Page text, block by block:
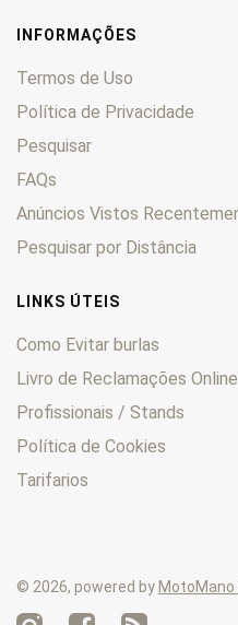
KL 0
KLF 0
KLR 0
KLV
KM 0
KMX
KVF 0
LTD 0
Mach 0
Mojave 0
Mule 0
Ninja
VN 0
0
INFORMAÇÕES
Termos de Uso
Política de Privacidade
Pesquisar
FAQs
Anúncios Vistos
Pesquisar por Distância
LINKS ÚTEIS
Como Evitar burlas
Livro de Reclamações Online
Profissionais / Stands
Política de Cookies
Tarifarios
© 2026, powered by